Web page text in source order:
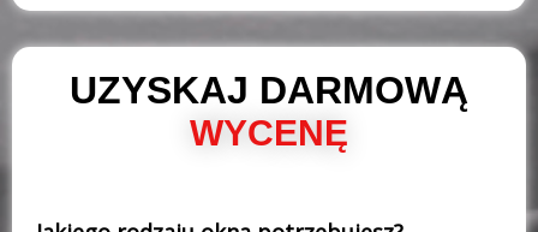
UZYSKAJ DARMOWĄ
WYCENĘ